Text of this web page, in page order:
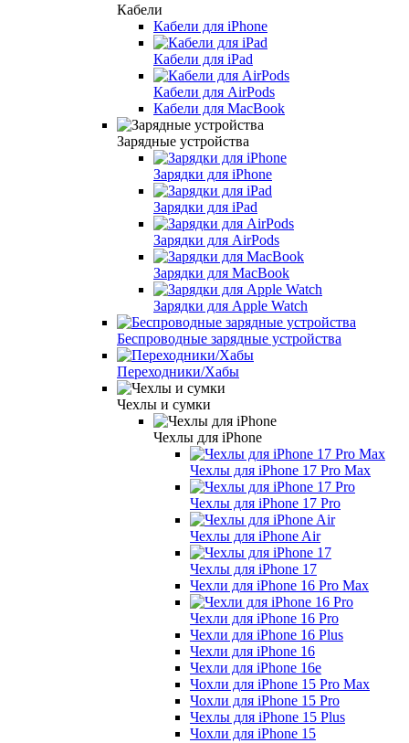
Кабели
Кабели для iPhone
Кабели для iРad
Кабели для AirPods
Кабели для MacBook
Зарядные устройства
Зарядки для iPhone
Зарядки для iРad
Зарядки для AirPods
Зарядки для MacBook
Зарядки для Apple Watch
Беспроводные зарядные устройства
Переходники/Хабы
Чехлы и сумки
Чехлы для iPhone
Чехлы для iPhone 17 Pro Max
Чехлы для iPhone 17 Pro
Чехлы для iPhone Air
Чехлы для iPhone 17
Чехли для iPhone 16 Pro Max
Чехли для iPhone 16 Pro
Чехли для iPhone 16 Plus
Чехли для iPhone 16
Чехли для iPhone 16e
Чохли для iPhone 15 Pro Max
Чохли для iPhone 15 Pro
Чехлы для iPhone 15 Plus
Чохли для iPhone 15